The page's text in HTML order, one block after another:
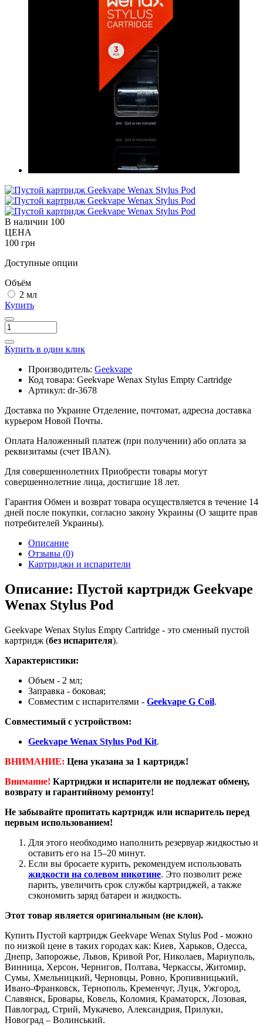
В наличии 100
ЦЕНА
100 грн
Доступные опции
Объём
2 мл
Купить
Купить в один клик
Производитель: Geekvape
Код товара: Geekvape Wenax Stylus Empty Cartridge
Артикул: dr-3678
Доставка по Украине Отделение, почтомат, адресна доставка
курьером Новой Почты.
Оплата Наложенный платеж (при получении) або оплата за
реквизитамы (счет IBAN).
Для совершеннолетних Приобрести товары могут
совершеннолетние лица, достигшие 18 лет.
Гарантия Обмен и возврат товара осуществляется в течение 14
дней после покупки, согласно закону Украины (О защите прав
потребителей Украины).
Описание
Отзывы (0)
Картриджи и испарители
Описание: Пустой картридж Geekvape
Wenax Stylus Pod
Geekvape Wenax Stylus Empty Cartridge - это сменный пустой
картридж (без испарителя).
Характеристики:
Объем - 2 мл;
Заправка - боковая;
Совместим с испарителями - Geekvape G Coil.
Совместимый с устройством:
Geekvape Wenax Stylus Pod Kit.
ВНИМАНИЕ: Цена указана за 1 картридж!
Внимание! Картриджи и испарители не подлежат обмену,
возврату и гарантийному ремонту!
Не забывайте пропитать картридж или испаритель перед
первым использованием!
Для этого необходимо наполнить резервуар жидкостью и
оставить его на 15–20 минут.
Если вы бросаете курить, рекомендуем использовать
жидкости на солевом никотине. Это позволит реже
парить, увеличить срок службы картриджей, а также
сэкономить заряд батареи и жидкость.
Этот товар является оригинальным (не клон).
Купить Пустой картридж Geekvape Wenax Stylus Pod - можно
по низкой цене в таких городах как: Киев, Харьков, Одесса,
Днепр, Запорожье, Львов, Кривой Рог, Николаев, Мариуполь,
Винница, Херсон, Чернигов, Полтава, Черкассы, Житомир,
Сумы, Хмельницкий, Черновцы, Ровно, Кропивницький,
Ивано-Франковск, Тернополь, Кременчуг, Луцк, Ужгород,
Славянск, Бровары, Ковель, Коломия, Краматорск, Лозовая,
Павлоград, Стрий, Мукачево, Александрия, Прилуки,
Новоград – Волинський.